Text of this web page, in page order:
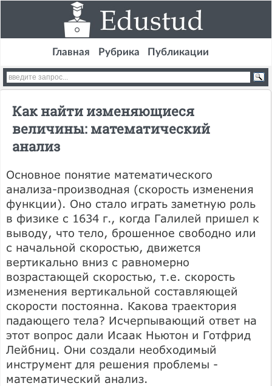
Главная Рубрика Публикации
Как найти изменяющиеся
величины: математический
анализ
Основное понятие математического
анализа-производная (скорость изменения
функции). Оно стало играть заметную роль
в физике с 1634 г., когда Галилей пришел к
выводу, что тело, брошенное свободно или
с начальной скоростью, движется
вертикально вниз с равномерно
возрастающей скоростью, т.е. скорость
изменения вертикальной составляющей
скорости постоянна. Какова траектория
падающего тела? Исчерпывающий ответ на
этот вопрос дали Исаак Ньютон и Готфрид
Лейбниц. Они создали необходимый
инструмент для решения проблемы -
математический анализ.